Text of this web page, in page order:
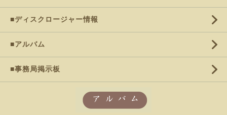
■ディスクロージャー情報
■アルバム
■事務局掲示板